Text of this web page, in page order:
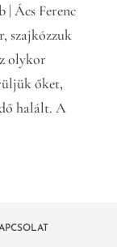
| Ács Ferenc
szajkózzuk
olykor
őket,
halált. A